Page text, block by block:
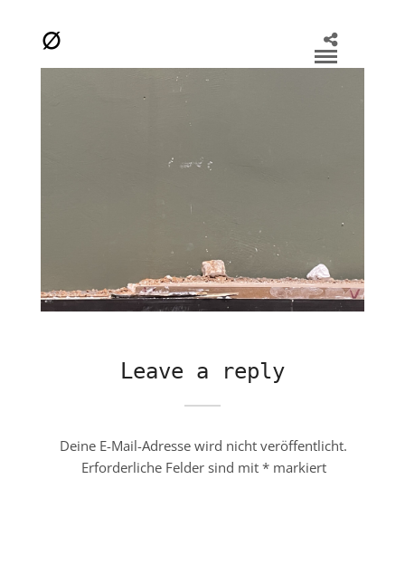
Leave a reply
Deine E-Mail-Adresse wird nicht veröffentlicht.
Erforderliche Felder sind mit *markiert